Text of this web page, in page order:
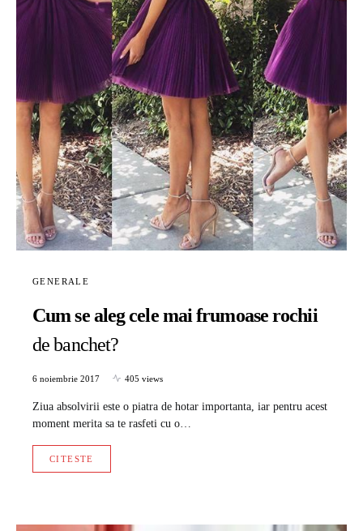
GENERALE
Cum se aleg cele mai frumoase rochii
de banchet?
6 noiembrie 2017 405 views
Ziua absolvirii este o piatra de hotar importanta, iar pentru acest
moment merita sa te rasfeti cu o…
CITESTE